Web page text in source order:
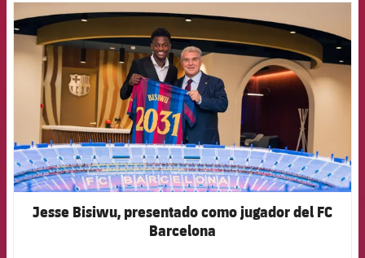
Jesse Bisiwu, presentado como jugador del FC
Barcelona